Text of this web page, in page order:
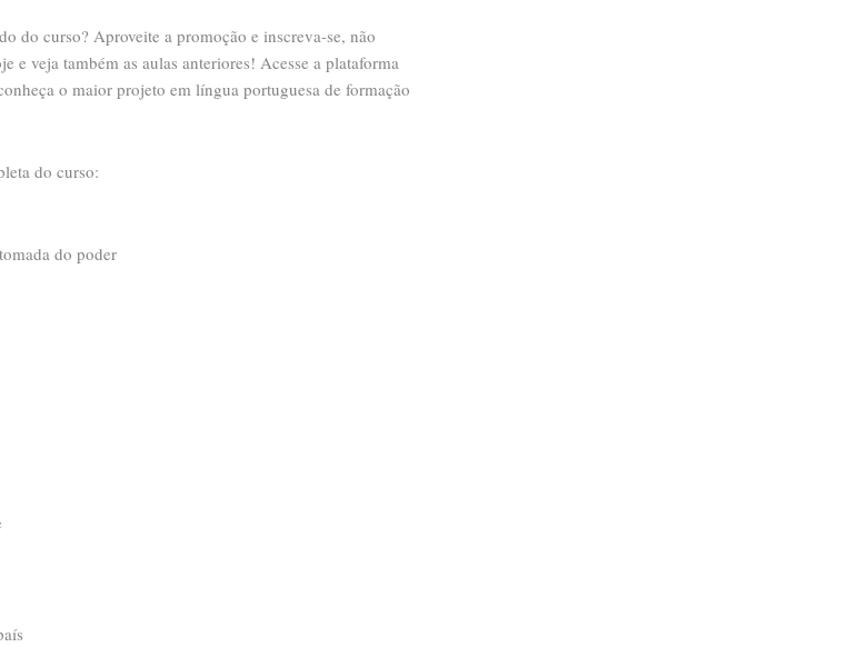
do curso? Aproveite a promoção e inscreva-se, não
e veja também as aulas anteriores! Acesse a plataforma
o maior projeto em língua portuguesa de formação
do curso:
do poder